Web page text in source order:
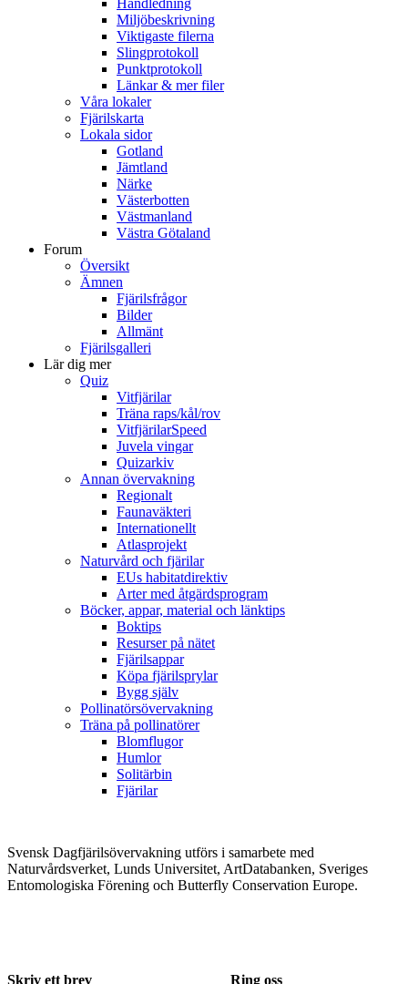
Miljöbeskrivning
Viktigaste filerna
Slingprotokoll
Punktprotokoll
Länkar & mer filer
Våra lokaler
Fjärilskarta
Lokala sidor
Gotland
Jämtland
Närke
Västerbotten
Västmanland
Västra Götaland
Forum
Översikt
Ämnen
Fjärilsfrågor
Bilder
Allmänt
Fjärilsgalleri
Lär dig mer
Quiz
Vitfjärilar
Träna raps/kål/rov
VitfjärilarSpeed
Juvela vingar
Quizarkiv
Annan övervakning
Regionalt
Faunaväkteri
Internationellt
Atlasprojekt
Naturvård och fjärilar
EUs habitatdirektiv
Arter med åtgärdsprogram
Böcker, appar, material och länktips
Boktips
Resurser på nätet
Fjärilsappar
Köpa fjärilsprylar
Bygg själv
Pollinatörsövervakning
Träna på pollinatörer
Blomflugor
Humlor
Solitärbin
Fjärilar
Svensk Dagfjärilsövervakning utförs i samarbete med
Naturvårdsverket, Lunds Universitet, ArtDatabanken, Sveriges
Entomologiska Förening och Butterfly Conservation Europe.
Skriv ett brev Ring oss